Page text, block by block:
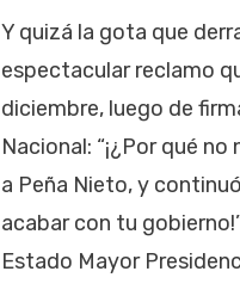
Y quizá la gota que
espectacular reclamo
diciembre, luego de
Nacional: “¡¿Por qué
a Peña Nieto, y
acabar con tu
Estado Mayor